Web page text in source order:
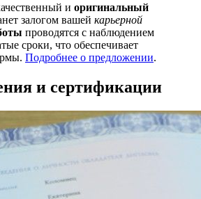
и оригинальный
залогом вашей карьерной
проводятся с наблюдением
сроки, что обеспечивает
Подробнее о предложении.
и сертификации